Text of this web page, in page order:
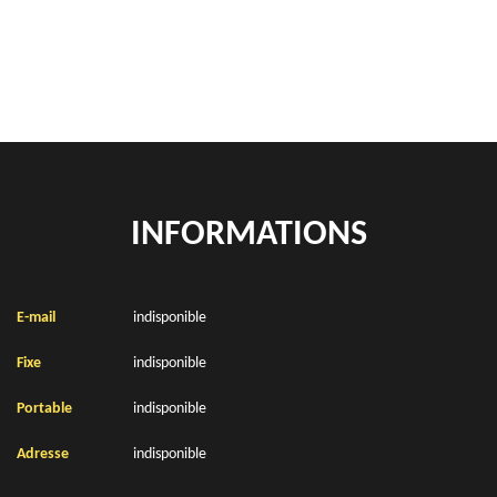
INFORMATIONS
E-mail indisponible
Fixe indisponible
Portable indisponible
Adresse indisponible